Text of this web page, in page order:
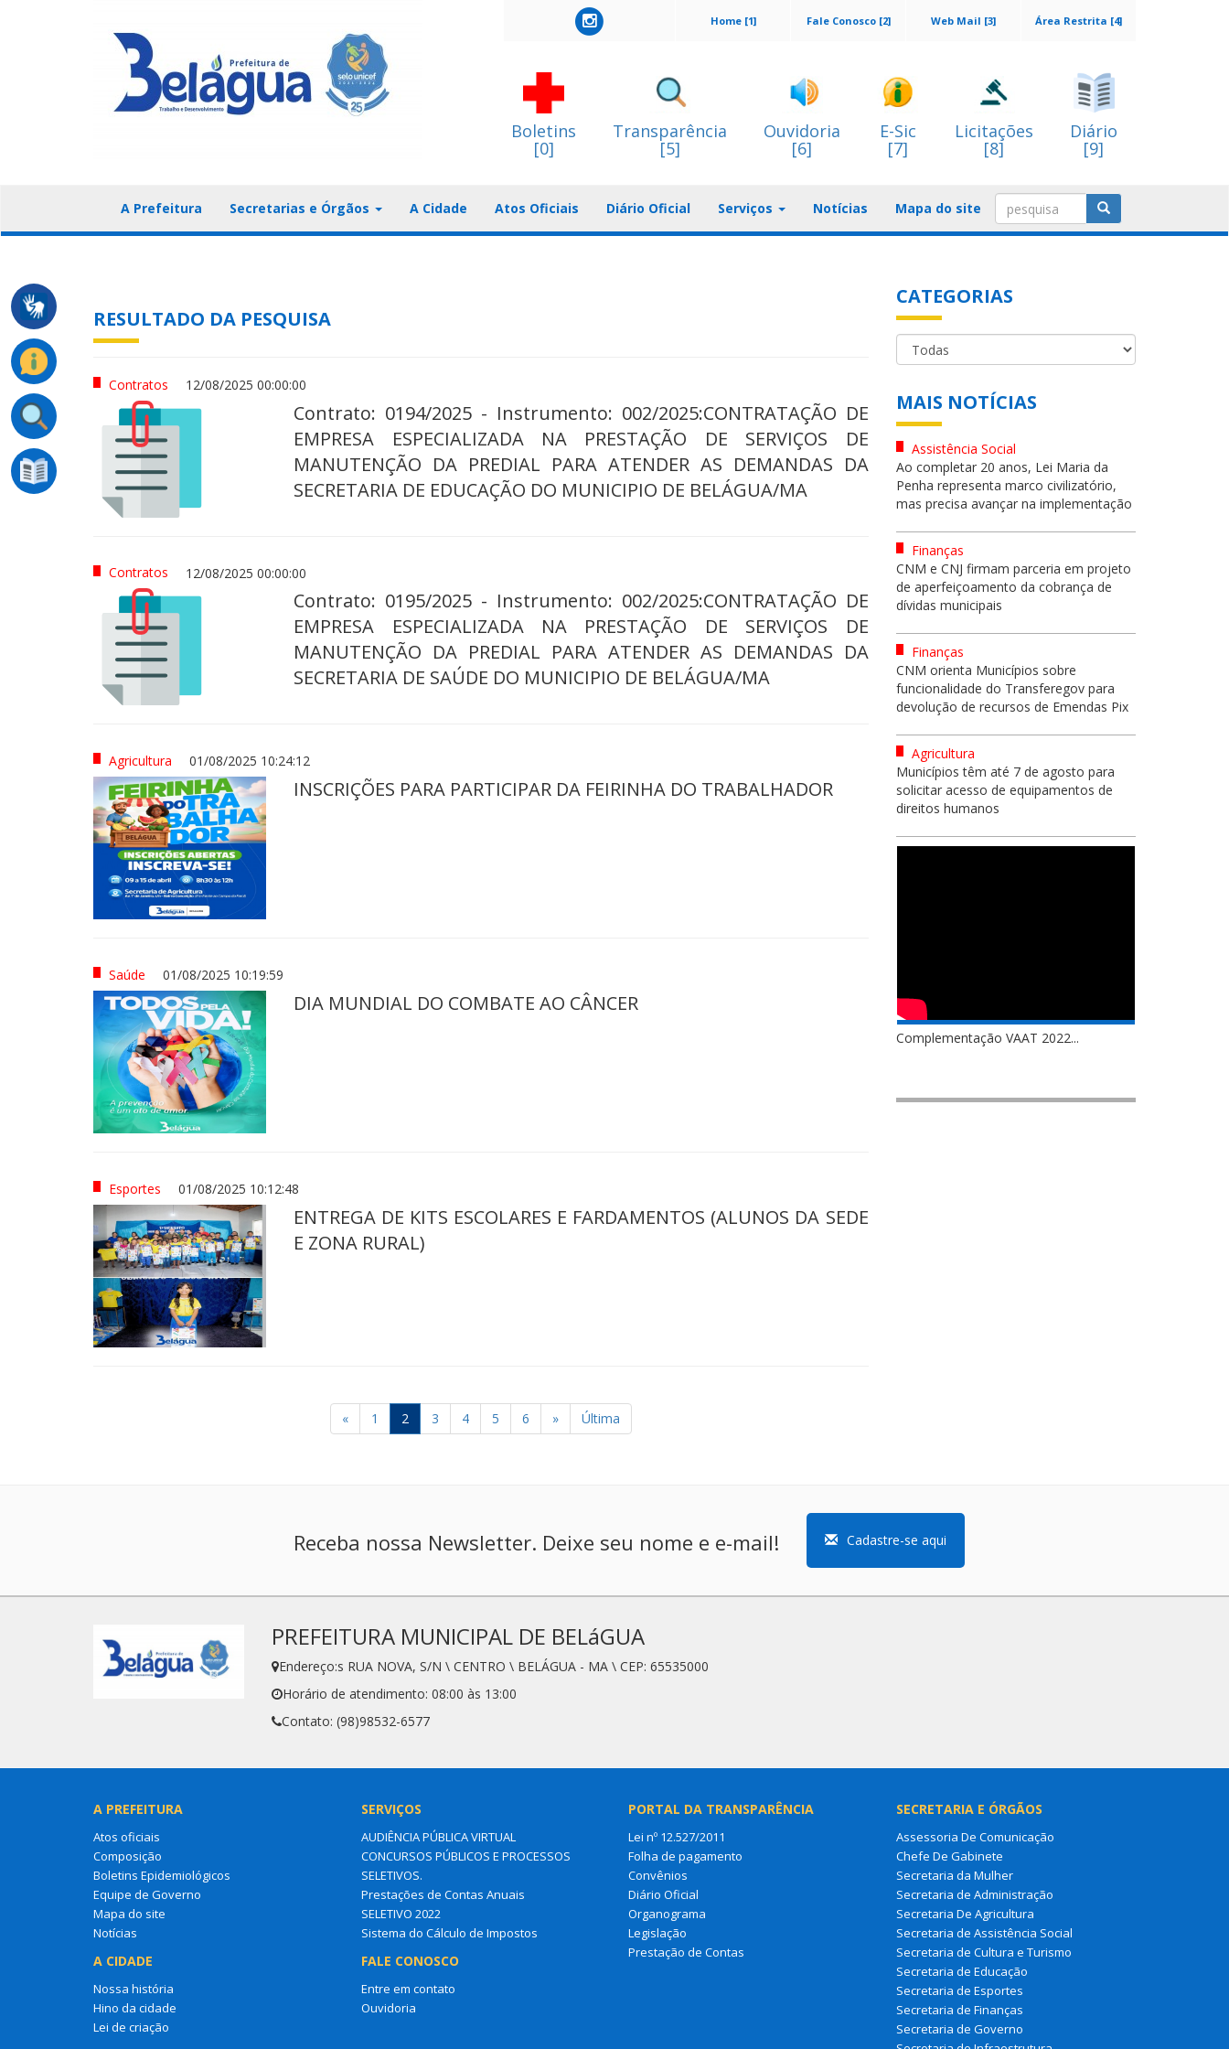
Área Restrita [4]
Web Mail [3]
Fale Conosco [2]
Home [1]
Boletins
[0]
Transparência
[5]
Ouvidoria
[6]
E-Sic
[7]
Licitações
[8]
Diário
[9]
A Prefeitura Secretarias e Órgãos A Cidade Atos Oficiais Diário Oficial Serviços Notícias Mapa do site
RESULTADO DA PESQUISA
Contratos 12/08/2025 00:00:00
Contrato: 0194/2025 - Instrumento: 002/2025:CONTRATAÇÃO DE
EMPRESA ESPECIALIZADA NA PRESTAÇÃO DE SERVIÇOS DE
MANUTENÇÃO DA PREDIAL PARA ATENDER AS DEMANDAS DA
SECRETARIA DE EDUCAÇÃO DO MUNICIPIO DE BELÁGUA/MA
Contratos 12/08/2025 00:00:00
Contrato: 0195/2025 - Instrumento: 002/2025:CONTRATAÇÃO DE
EMPRESA ESPECIALIZADA NA PRESTAÇÃO DE SERVIÇOS DE
MANUTENÇÃO DA PREDIAL PARA ATENDER AS DEMANDAS DA
SECRETARIA DE SAÚDE DO MUNICIPIO DE BELÁGUA/MA
Agricultura 01/08/2025 10:24:12
INSCRIÇÕES PARA PARTICIPAR DA FEIRINHA DO TRABALHADOR
Saúde 01/08/2025 10:19:59
DIA MUNDIAL DO COMBATE AO CÂNCER
Esportes 01/08/2025 10:12:48
ENTREGA DE KITS ESCOLARES E FARDAMENTOS (ALUNOS DA SEDE
E ZONA RURAL)
« 1 2 3 4 5 6 » Última
CATEGORIAS
MAIS NOTÍCIAS
Assistência Social
Ao completar 20 anos, Lei Maria da
Penha representa marco civilizatório,
mas precisa avançar na implementação
Finanças
CNM e CNJ firmam parceria em projeto
de aperfeiçoamento da cobrança de
dívidas municipais
Finanças
CNM orienta Municípios sobre
funcionalidade do Transferegov para
devolução de recursos de Emendas Pix
Agricultura
Municípios têm até 7 de agosto para
solicitar acesso de equipamentos de
direitos humanos
Complementação VAAT 2022...
Receba nossa Newsletter. Deixe seu nome e e-mail! Cadastre-se aqui
PREFEITURA MUNICIPAL DE BELáGUA
Endereço:s RUA NOVA, S/N \ CENTRO \ BELÁGUA - MA \ CEP: 65535000
Horário de atendimento: 08:00 às 13:00
Contato: (98)98532-6577
A PREFEITURA
Atos oficiais
Composição
Boletins Epidemiológicos
Equipe de Governo
Mapa do site
Notícias
A CIDADE
Nossa história
Hino da cidade
Lei de criação
SERVIÇOS
AUDIÊNCIA PÚBLICA VIRTUAL
CONCURSOS PÚBLICOS E PROCESSOS
SELETIVOS.
Prestações de Contas Anuais
SELETIVO 2022
Sistema do Cálculo de Impostos
FALE CONOSCO
Entre em contato
Ouvidoria
PORTAL DA TRANSPARÊNCIA
Lei nº 12.527/2011
Folha de pagamento
Convênios
Diário Oficial
Organograma
Legislação
Prestação de Contas
SECRETARIA E ÓRGÃOS
Assessoria De Comunicação
Chefe De Gabinete
Secretaria da Mulher
Secretaria de Administração
Secretaria De Agricultura
Secretaria de Assistência Social
Secretaria de Cultura e Turismo
Secretaria de Educação
Secretaria de Esportes
Secretaria de Finanças
Secretaria de Governo